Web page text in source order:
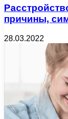
причины,
28.03.2022